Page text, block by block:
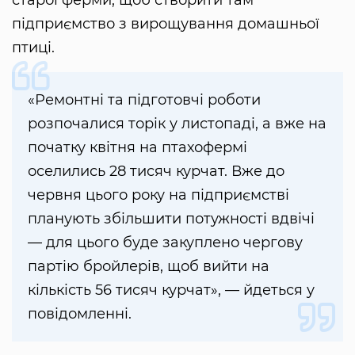
підприємство з вирощування домашньої
птиці.
«Ремонтні та підготовчі роботи
розпочалися торік у листопаді, а вже на
початку квітня на птахофермі
оселились 28 тисяч курчат. Вже до
червня цього року на підприємстві
планують збільшити потужності вдвічі
— для цього буде закуплено чергову
партію бройлерів, щоб вийти на
кількість 56 тисяч курчат», — йдеться у
повідомленні.